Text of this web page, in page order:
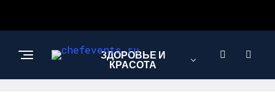
ЗДОРОВЬЕ И
КРАСОТА